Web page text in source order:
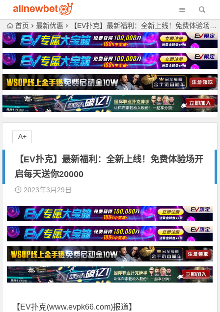
首页 最新优惠 【EV扑克】最新福利：全新上线！免费体验场开启每天送你20000
【EV扑克】最新福利：全新上线！免费体验场开
启每天送你20000
2023年3月29日
【EV扑克(www.evpk66.com)报道】
A+